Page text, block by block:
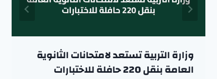
وزارة التربية تستعد لامتحانات الثانوية
العامة بنقل 220 حافلة للاختبارات